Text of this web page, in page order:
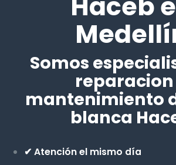
Somos
mantenimiento
blanca
✔ Atención el mismo día